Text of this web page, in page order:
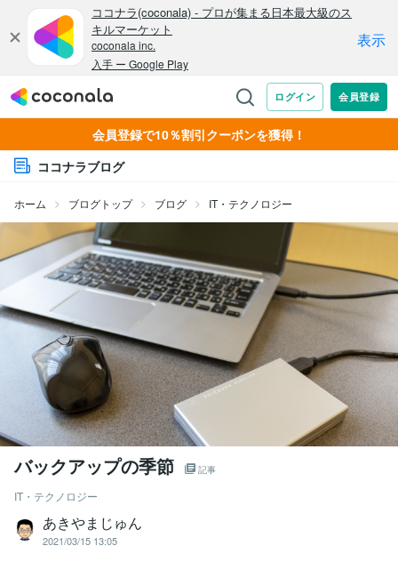
会員登録で10％割引クーポンを獲得！
ココナラブログ
ホーム ブログトップ ブログ IT・テクノロジー
バックアップの季節 記事
IT・テクノロジー
あきやまじゅん
2021/03/15 13:05